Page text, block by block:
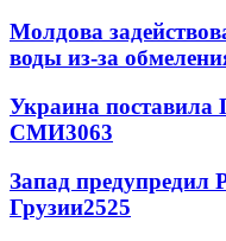
Молдова
воды из-за
Украина поставила
СМИ3063
Запад предупредил
Грузии2525